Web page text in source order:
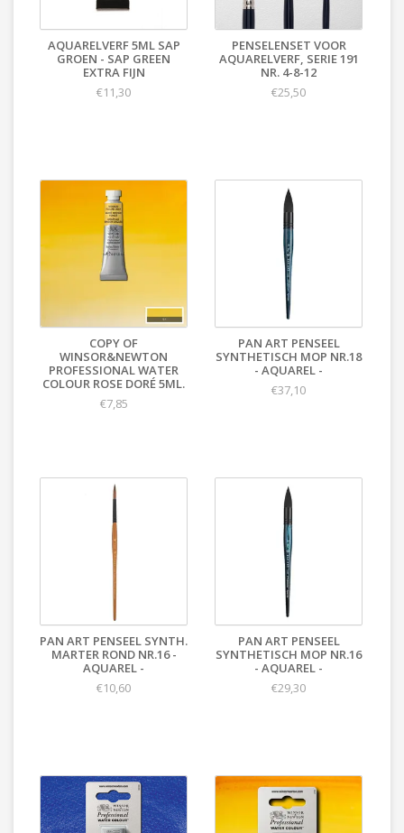
AQUARELVERF 5ML SAP
GROEN - SAP GREEN
EXTRA FIJN
€11,30
PENSELENSET VOOR
AQUARELVERF, SERIE 191
NR. 4-8-12
€25,50
COPY OF
WINSOR&NEWTON
PROFESSIONAL WATER
COLOUR ROSE DORÉ 5ML.
€7,85
PAN ART PENSEEL
SYNTHETISCH MOP NR.18
- AQUAREL -
€37,10
PAN ART PENSEEL SYNTH.
MARTER ROND NR.16 -
AQUAREL -
€10,60
PAN ART PENSEEL
SYNTHETISCH MOP NR.16
- AQUAREL -
€29,30